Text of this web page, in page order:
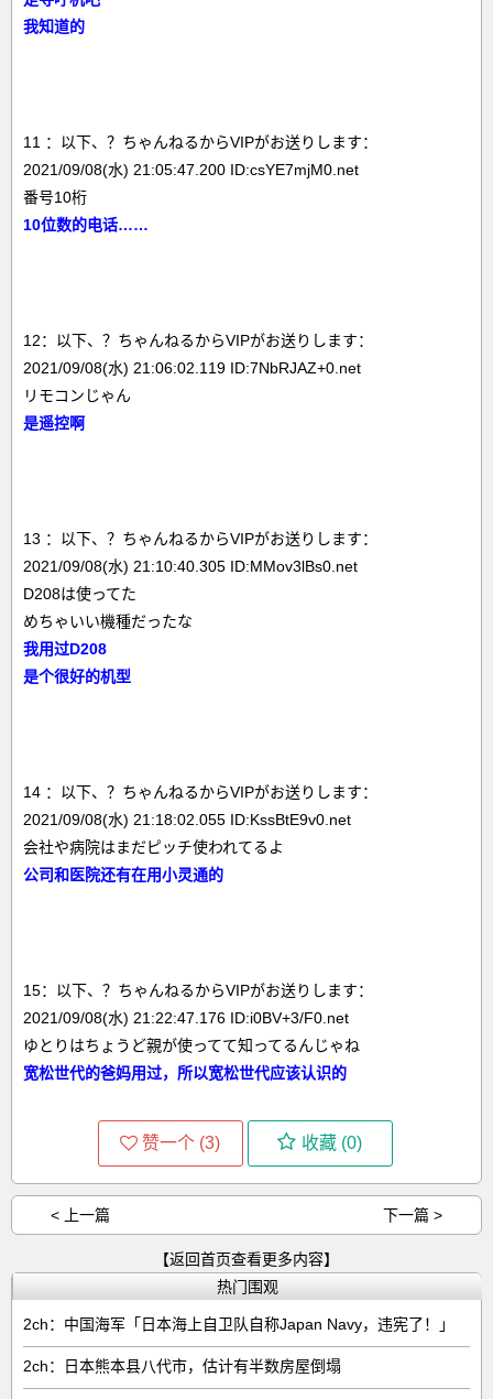
我知道的
11 ：以下、？ちゃんねるからVIPがお送りします：
2021/09/08(水) 21:05:47.200 ID:csYE7mjM0.net
番号10桁
10位数的电话……
12：以下、？ちゃんねるからVIPがお送りします：
2021/09/08(水) 21:06:02.119 ID:7NbRJAZ+0.net
リモコンじゃん
是遥控啊
13 ：以下、？ちゃんねるからVIPがお送りします：
2021/09/08(水) 21:10:40.305 ID:MMov3lBs0.net
D208は使ってた
めちゃいい機種だったな
我用过D208
是个很好的机型
14 ：以下、？ちゃんねるからVIPがお送りします：
2021/09/08(水) 21:18:02.055 ID:KssBtE9v0.net
会社や病院はまだピッチ使われてるよ
公司和医院还有在用小灵通的
15：以下、？ちゃんねるからVIPがお送りします：
2021/09/08(水) 21:22:47.176 ID:i0BV+3/F0.net
ゆとりはちょうど親が使ってて知ってるんじゃね
宽松世代的爸妈用过，所以宽松世代应该认识的
赞一个 (3) 收藏 (0)
< 上一篇 下一篇 >
【返回首页查看更多内容】
热门围观
2ch：中国海军「日本海上自卫队自称Japan Navy，违宪了！」
2ch：日本熊本县八代市，估计有半数房屋倒塌